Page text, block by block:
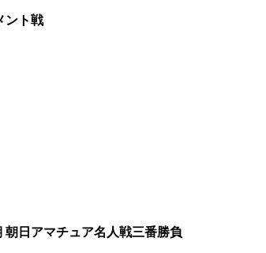
ント戦
日アマチュア名人戦三番勝負